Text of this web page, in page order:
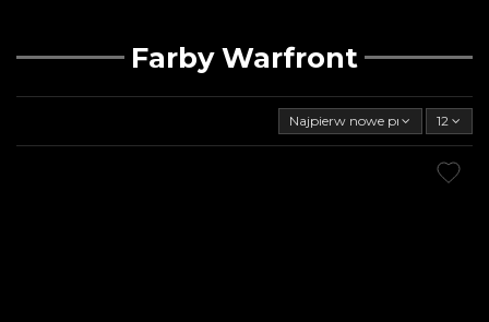
Farby Warfront
Najpierw nowe produkty12